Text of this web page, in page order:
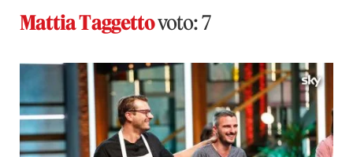
Mattia Taggettovoto: 7